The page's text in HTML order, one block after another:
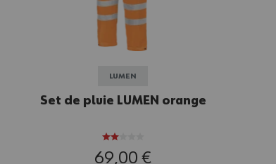
LUMEN
Set de pluie LUMEN orange
69,00 €